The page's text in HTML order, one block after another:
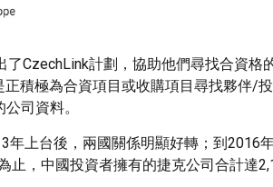
CzechLink計劃，協助他們尋找合資格
積極為合資項目或收購項目尋找夥伴/投
司資料。
上台後，兩國關係明顯好轉；到2016
，中國投資者擁有的捷克公司合計達